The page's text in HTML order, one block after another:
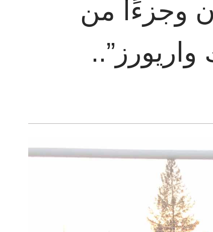
وجزءًا من
واريورز”..